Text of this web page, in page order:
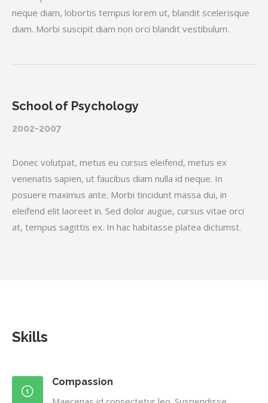
neque diam, lobortis tempus lorem ut, blandit scelerisque
diam. Morbi suscipit diam non orci blandit vestibulum.
School of Psychology
2002-2007
Donec volutpat, metus eu cursus eleifend, metus ex
venenatis sapien, ut faucibus diam nulla id neque. In
posuere maximus ante. Morbi tincidunt massa dui, in
eleifend elit laoreet in. Sed dolor augue, cursus vitae orci
at, tempus sagittis ex. In hac habitasse platea dictumst.
Skills
Compassion